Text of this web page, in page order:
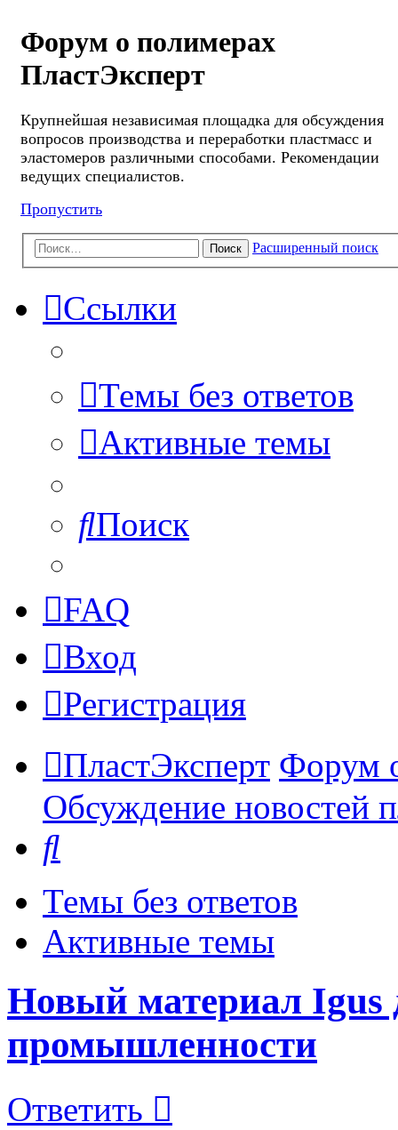
Форум о полимерах
ПластЭксперт
Крупнейшая независимая площадка для обсуждения
вопросов производства и переработки пластмасс и
эластомеров различными способами. Рекомендации
ведущих специалистов.
Пропустить
Поиск Расширенный поиск
Ссылки
Темы без ответов
Активные темы
Поиск
FAQ
Вход
Регистрация
ПластЭксперт Форум
Обсуждение новостей
Темы без ответов
Активные темы
Новый материал Igus
промышленности
Ответить